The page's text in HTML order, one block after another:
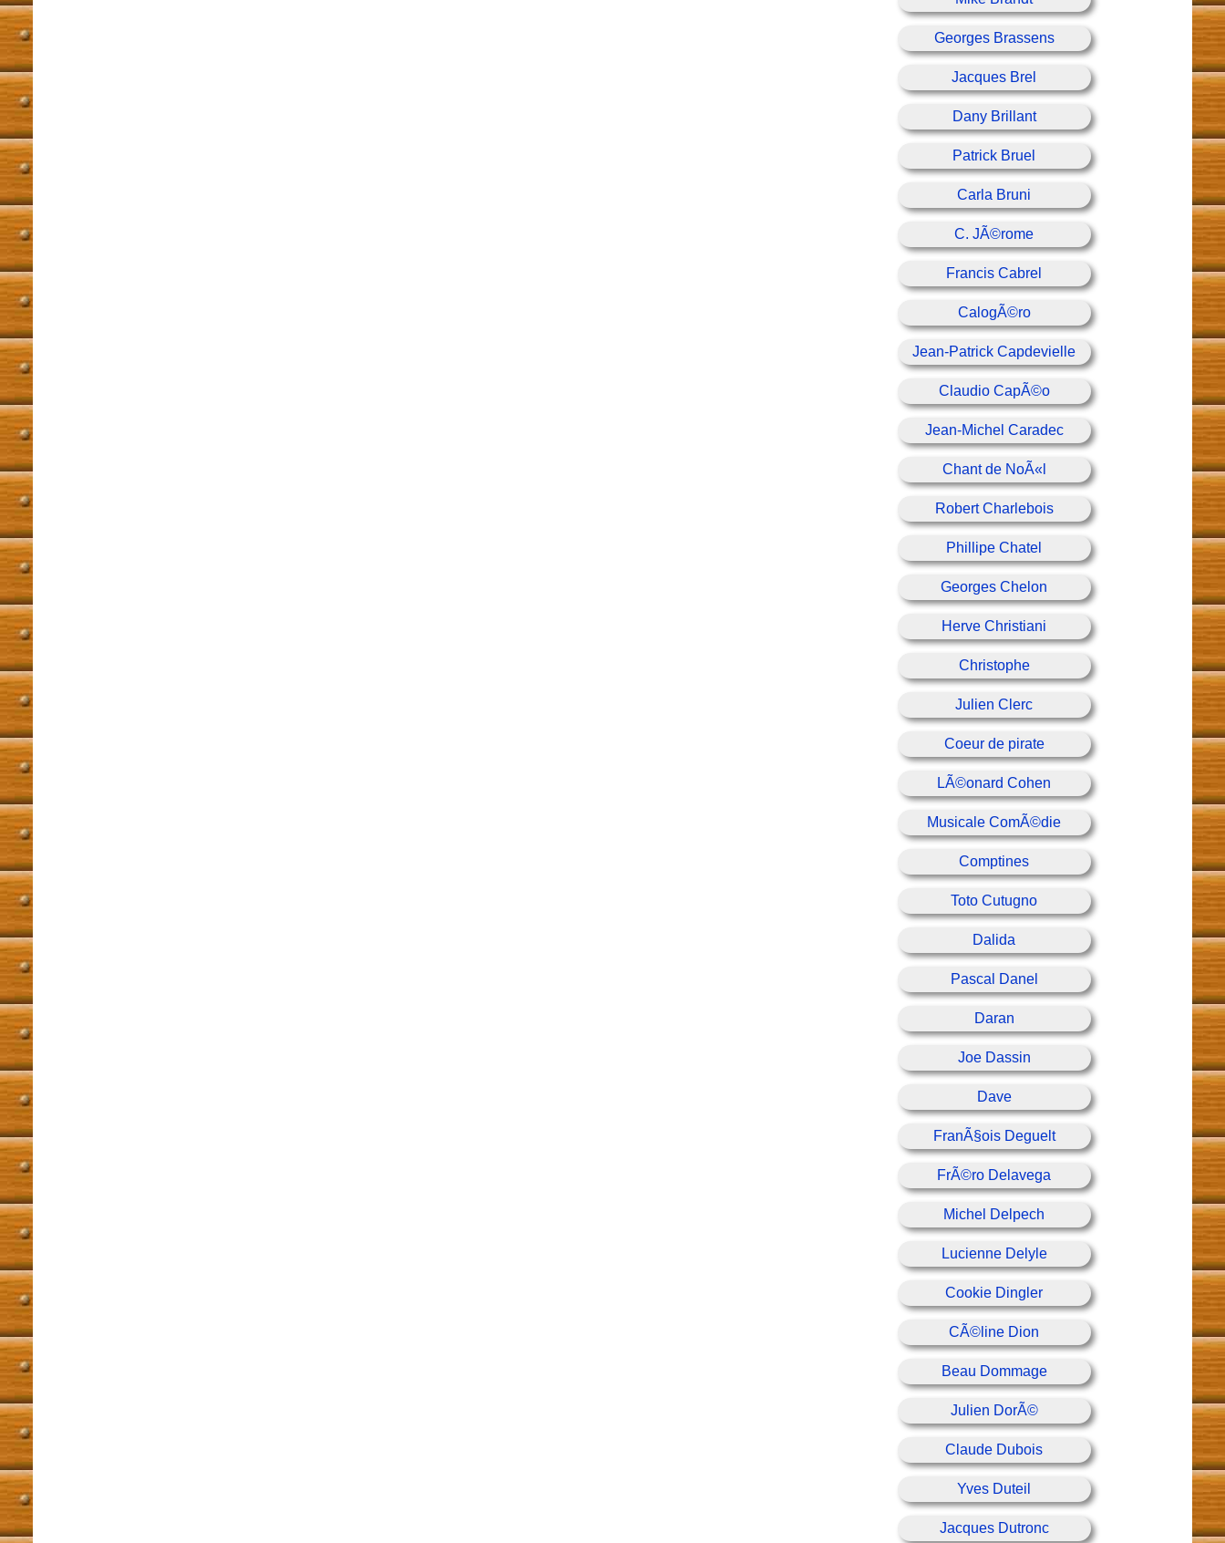
Georges Brassens
Jacques Brel
Dany Brillant
Patrick Bruel
Carla Bruni
C. JÃ©rome
Francis Cabrel
CalogÃ©ro
Jean-Patrick Capdevielle
Claudio CapÃ©o
Jean-Michel Caradec
Chant de NoÃ«l
Robert Charlebois
Phillipe Chatel
Georges Chelon
Herve Christiani
Christophe
Julien Clerc
Coeur de pirate
LÃ©onard Cohen
Musicale ComÃ©die
Comptines
Toto Cutugno
Dalida
Pascal Danel
Daran
Joe Dassin
Dave
FranÃ§ois Deguelt
FrÃ©ro Delavega
Michel Delpech
Lucienne Delyle
Cookie Dingler
CÃ©line Dion
Beau Dommage
Julien DorÃ©
Claude Dubois
Yves Duteil
Jacques Dutronc